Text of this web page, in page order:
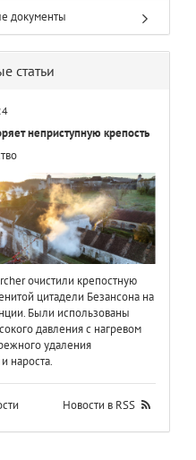
документы
статьи
неприступную крепость
очистили крепостную
цитадели Безансона на
Были использованы
давления с нагревом
удаления
нароста.
Новости в RSS